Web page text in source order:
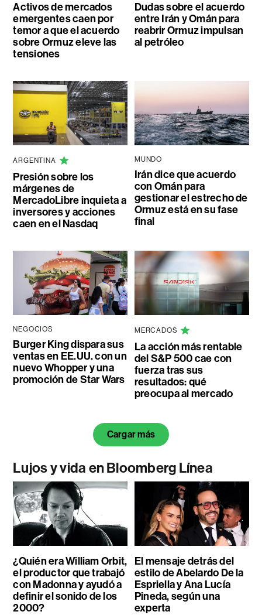
Activos de mercados
emergentes caen por
temor a que el acuerdo
sobre Ormuz eleve las
tensiones
Dudas sobre el acuerdo
entre Irán y Omán para
reabrir Ormuz impulsan
al petróleo
ARGENTINA
Presión sobre los
márgenes de
MercadoLibre inquieta a
inversores y acciones
caen en el Nasdaq
MUNDO
Irán dice que acuerdo
con Omán para
gestionar el estrecho de
Ormuz está en su fase
final
NEGOCIOS
Burger King dispara sus
ventas en EE.UU. con un
nuevo Whopper y una
promoción de Star Wars
MERCADOS
La acción más rentable
del S&P 500 cae con
fuerza tras sus
resultados: qué
preocupa al mercado
Cargar más
Lujos y vida en Bloomberg Línea
¿Quién era William Orbit,
el productor que trabajó
con Madonna y ayudó a
definir el sonido de los
2000?
El mensaje detrás del
estilo de Abelardo De la
Espriella y Ana Lucía
Pineda, según una
experta